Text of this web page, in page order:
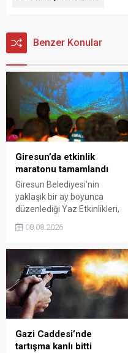
Benzer Konular
Giresun’da etkinlik
maratonu tamamlandı
Giresun Belediyesi'nin
yaklaşık bir ay boyunca
düzenlediği Yaz Etkinlikleri,
binlerce vatandaşı kültür,
sanat ve eğlenceyle
organizasyonun ardından
Kadın El Emeği Pazarı'nın
süresi de 16 Ağustos'a
kadar uzatıldı.
08.08.2026
Gazi Caddesi’nde
tartışma kanlı bitti